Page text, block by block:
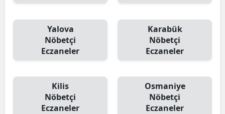
Yalova
Nöbetçi
Eczaneler
Karabük
Nöbetçi
Eczaneler
Kilis
Nöbetçi
Eczaneler
Osmaniye
Nöbetçi
Eczaneler